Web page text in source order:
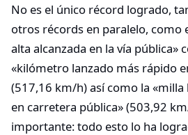
No es el único récord logrado,
otros récords en paralelo, como
alta alcanzada en la vía pública»
«kilómetro lanzado más rápido
(517,16 km/h) así como la «milla
en carretera pública» (503,92
importante: todo esto lo ha